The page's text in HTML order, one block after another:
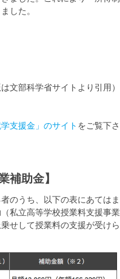
した。
は文部科学省サイトより引用）
支援金」のサイト をご覧下さ
補助金】
のうち、以下の表にあてはま
私立高等学校授業料支援事業
せして授業料の支援が受けら